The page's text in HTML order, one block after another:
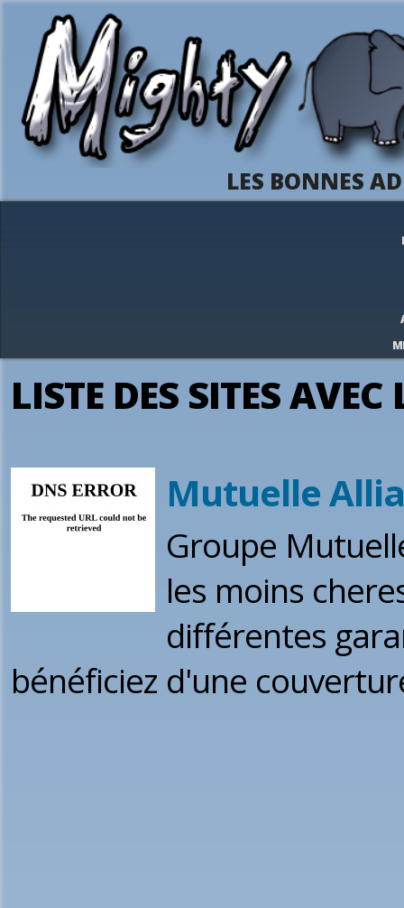
LES BONNES
LISTE DES SITES
Mutuelle
Groupe
les moins
différentes
bénéficiez d'une